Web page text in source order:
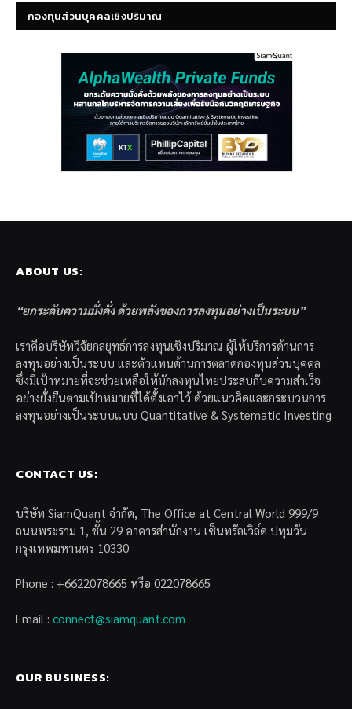
กองทุนส่วนบุคคลเชิงปริมาณ
ABOUT US:
“ยกระดับความมั่งคั่ง ด้วยพลังของการลงทุนอย่างเป็นระบบ”
เราคือบริษัทวิจัยกลยุทธ์การลงทุนเชิงปริมาณ ผู้ให้บริการด้านการ
ลงทุนอย่างเป็นระบบ และตัวแทนด้านการตลาดกองทุนส่วนบุคคล
ซึ่งมีเป้าหมายที่จะช่วยเหลือให้นักลงทุนไทยประสบกับความสำเร็จ
อย่างยั่งยืนตามเป้าหมายที่ได้ตั้งเอาไว้ ด้วยแนวคิดและกระบวนการ
ลงทุนอย่างเป็นระบบแบบ Quantitative & Systematic Investing
CONTACT US:
บริษัท SiamQuant จำกัด, The Office at Central World 999/9
ถนนพระราม 1, ชั้น 29 อาคารสำนักงาน เซ็นทรัลเวิล์ด ปทุมวัน
กรุงเทพมหานคร 10330
Phone : +6622078665 หรือ 022078665
Email : connect@siamquant.com
OUR BUSINESS: